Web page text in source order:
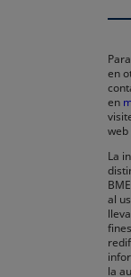
en
en
web
La
al
la